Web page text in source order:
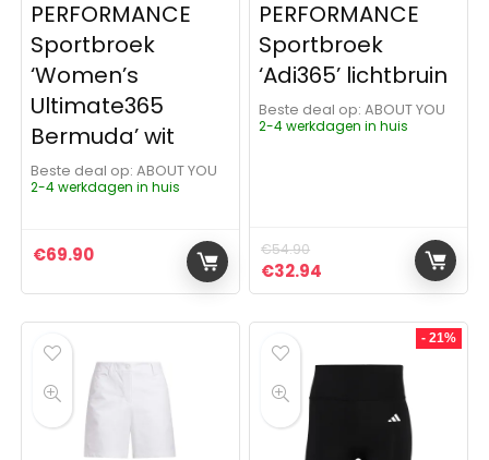
PERFORMANCE
Sportbroek
‘Women’s
Ultimate365
Bermuda’ wit
Beste deal op:
ABOUT YOU
2-4 werkdagen in huis
€69.90
PERFORMANCE
Sportbroek
‘Adi365’ lichtbruin
Beste deal op:
ABOUT YOU
2-4 werkdagen in huis
€54.90
Oorspronkelijke prijs
€32.94 Huidige prijs is:
- 21%